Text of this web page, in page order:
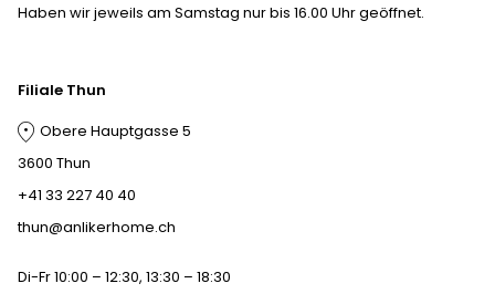
Haben wir jeweils am Samstag nur bis 16.00 Uhr geöffnet.
Filiale Thun
Obere Hauptgasse 5
3600 Thun
+41 33 227 40 40
thun@anlikerhome.ch
Di-Fr 10:00 – 12:30, 13:30 – 18:30